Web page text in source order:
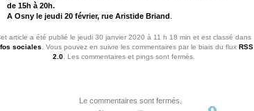
de 15h à 20h.
A Osny le jeudi 20 février, rue Aristide Briand
article a été publié le jeudi 30 janvier 2020 à 11 h 18 min et est classé dans
sociales . Vous pouvez en suivre les commentaires par le biais du flux RSS
2.0. Les commentaires et pings sont fermés.
Le commentaires sont fermés.